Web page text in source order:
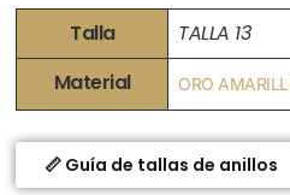
Talla
TALLA 13
Material
ORO
📏 Guía de tallas de anillos